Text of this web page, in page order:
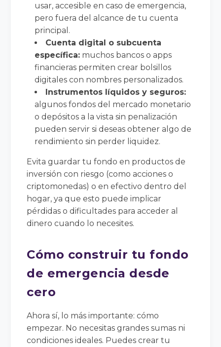
usar, accesible en caso de emergencia,
pero fuera del alcance de tu cuenta
principal.
Cuenta digital o subcuenta
específica: muchos bancos o apps
financieras permiten crear bolsillos
digitales con nombres personalizados.
Instrumentos líquidos y seguros:
algunos fondos del mercado monetario
o depósitos a la vista sin penalización
pueden servir si deseas obtener algo de
rendimiento sin perder liquidez.
Evita guardar tu fondo en productos de
inversión con riesgo (como acciones o
criptomonedas) o en efectivo dentro del
hogar, ya que esto puede implicar
pérdidas o dificultades para acceder al
dinero cuando lo necesites.
Cómo construir tu fondo
de emergencia desde
cero
Ahora sí, lo más importante: cómo
empezar. No necesitas grandes sumas ni
condiciones ideales. Puedes crear tu